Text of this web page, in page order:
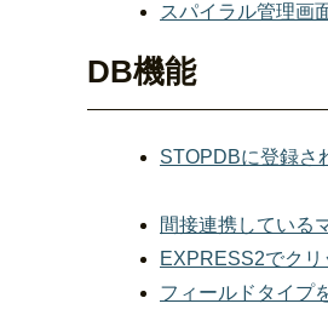
スパイラル管理画
DB機能
STOPDBに登録さ
間接連携している
EXPRESS2でク
フィールドタイプ